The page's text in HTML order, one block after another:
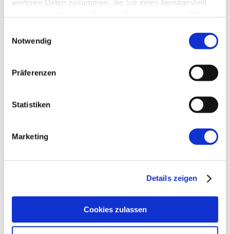
weiteren Daten zusammen, die Sie ihnen bereitgestellt
Notwendig
Präferenzen
Statistiken
Marketing
Details zeigen
Cookies zulassen
Dezember 2024
September 2024
August 2024
April 2024